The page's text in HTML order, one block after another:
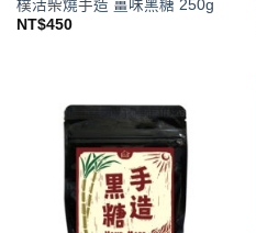
樸活柴燒手造 薑味黑糖 250g
NT$450